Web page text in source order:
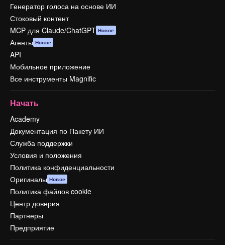
Генератор голоса на основе ИИ
Стоковый контент
MCP для Claude/ChatGPT Новое
Агенты Новое
API
Мобильное приложение
Все инструменты Magnific
Начать
Academy
Документация по Пакету ИИ
Служба поддержки
Условия и положения
Политика конфиденциальности
Оригиналы Новое
Политика файлов cookie
Центр доверия
Партнеры
Предприятие